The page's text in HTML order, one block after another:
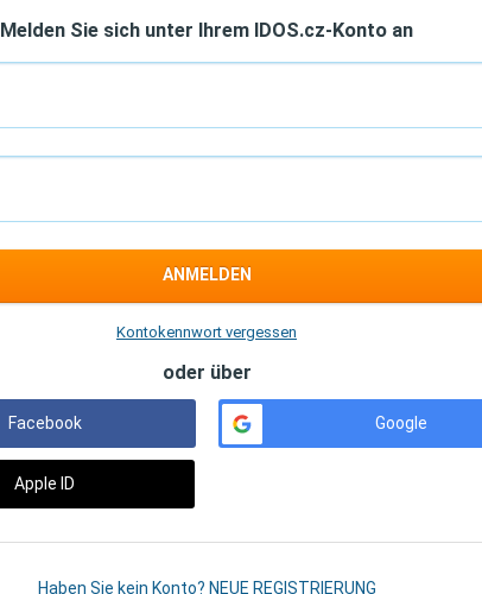
Melden Sie sich unter Ihrem IDOS.cz-Konto an
ANMELDEN
Kontokennwort vergessen
oder über
Facebook Google
Apple ID
Haben Sie kein Konto? NEUE REGISTRIERUNG